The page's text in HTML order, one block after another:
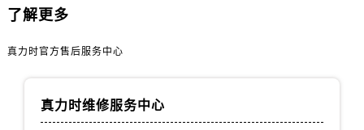
山西省忻州市忻府区和平东街与七一南路交叉口真力时售后服务中心（需提前预约）
了解更多
真力时官方售后服务中心
真力时维修服务中心